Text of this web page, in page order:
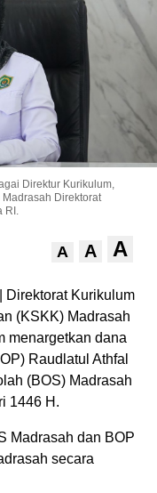
Direktur Kurikulum,
Direktorat
RI.
A A A
| Direktorat Kurikulum
(KSKK) Madrasah
menargetkan dana
Raudlatul Athfal
(BOS) Madrasah
1446 H.
Madrasah dan BOP
secara